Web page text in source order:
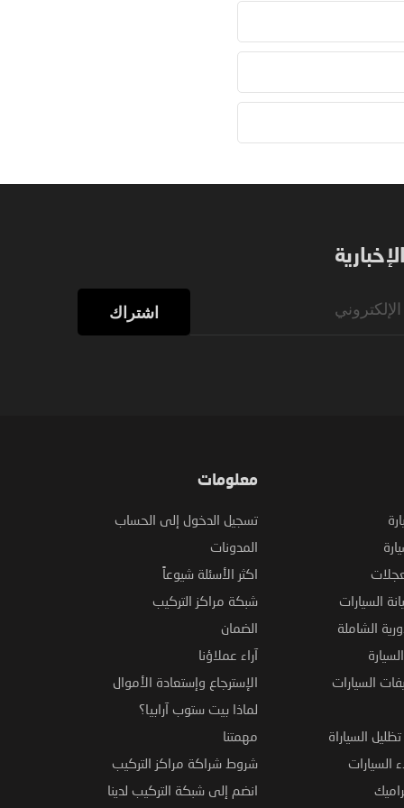
اشتراك
السيارات
الشاملة
السيارات
السياراة
السيارات
معلومات
تسجيل الدخول إلى الحساب
المدونات
اكثر الأسئلة شيوعاً
شبكة مراكز التركيب
الضمان
آراء عملاؤنا
الإسترجاع وإستعادة الأموال
لماذا بيت ستوب آرابيا؟
مهمتنا
شروط شراكة مراكز التركيب
انضم إلى شبكة التركيب لدينا